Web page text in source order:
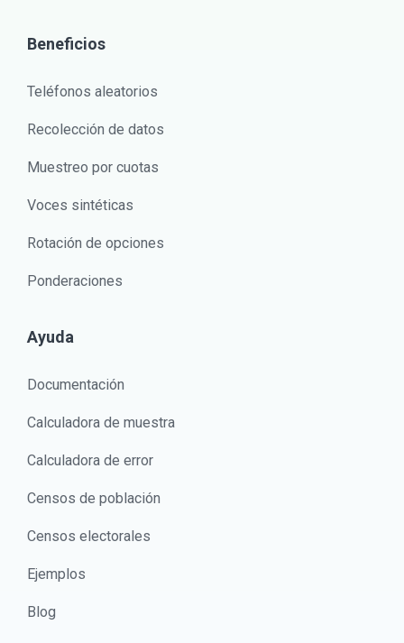
Beneficios
Teléfonos aleatorios
Recolección de datos
Muestreo por cuotas
Voces sintéticas
Rotación de opciones
Ponderaciones
Ayuda
Documentación
Calculadora de muestra
Calculadora de error
Censos de población
Censos electorales
Ejemplos
Blog